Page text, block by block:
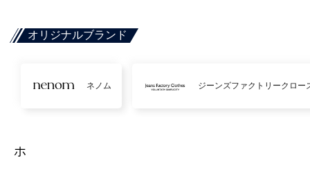
オリジナルブランド
ネノム ジーンズファクトリークロー
ホ